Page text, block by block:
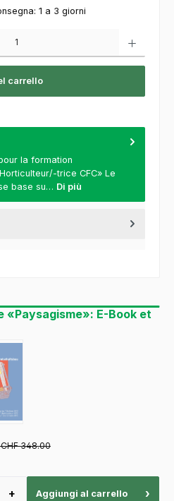
1 a 3 giorni
carrello
la formation
trice CFC» Le
base su… Di più
E-Book et
348.00
+ Aggiungi al carrello ›